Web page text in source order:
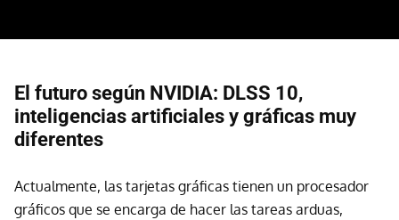
El futuro según NVIDIA: DLSS 10,
inteligencias artificiales y gráficas muy
diferentes
Actualmente, las tarjetas gráficas tienen un procesador
gráficos que se encarga de hacer las tareas arduas,